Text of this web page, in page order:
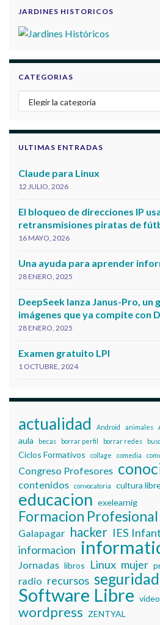
JARDINES HISTORICOS
CATEGORIAS
Categorias
ULTIMAS ENTRADAS
Claude para Linux
12 JULIO, 2026
El bloqueo de direcciones IP
retransmisiones piratas de
16 MAYO, 2026
Una ayuda para aprender
28 ENERO, 2025
DeepSeek lanza Janus-Pro, un
imágenes que ya compite con
28 ENERO, 2025
Examen gratuito LPI
1 OCTUBRE, 2024
actualidad Android animales
aula
becas borrar perfil borrar redes
Ciclos Formativos collage comedia
Congreso Profesores
contenidos convocatoria cultura
educacion exelearnig
Formacion Profesional
Galapagar hacker IES
informacion
Jornadas libros Linux mujer
radio recursos seguridad
Software Libre
wordpress ZENTYAL